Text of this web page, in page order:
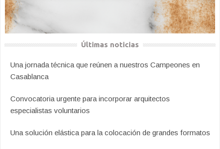
Últimas noticias
Una jornada técnica que reúnen a nuestros Campeones en
Casablanca
Convocatoria urgente para incorporar arquitectos
especialistas voluntarios
Una solución elástica para la colocación de grandes formatos